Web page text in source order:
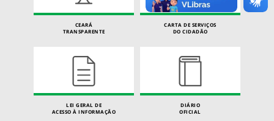
CEARÁ
TRANSPARENTE
CARTA DE SERVIÇOS
DO CIDADÃO
LEI GERAL DE
ACESSO À INFORMAÇÃO
DIÁRIO
OFICIAL